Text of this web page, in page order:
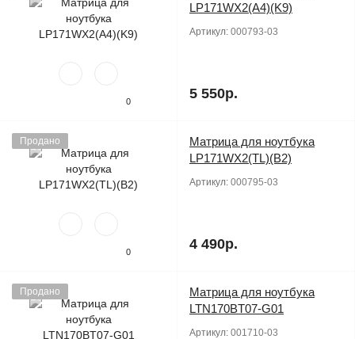
0
LP171WX2(A4)(K9)
Артикул: 000793-03
5 550р.
Продано
0
Матрица для ноутбука
LP171WX2(TL)(B2)
Артикул: 000795-03
4 490р.
Продано
Матрица для ноутбука
LTN170BT07-G01
Артикул: 001710-03